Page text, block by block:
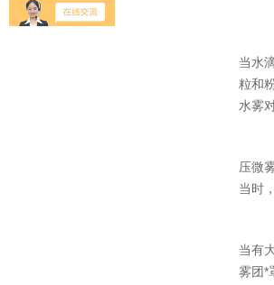
当水
粒和
水雾
压微
当时
当有
雾团*